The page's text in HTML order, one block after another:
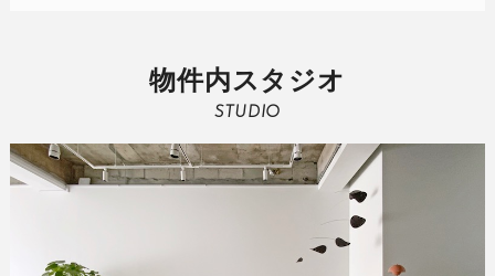
物件内スタジオ
STUDIO